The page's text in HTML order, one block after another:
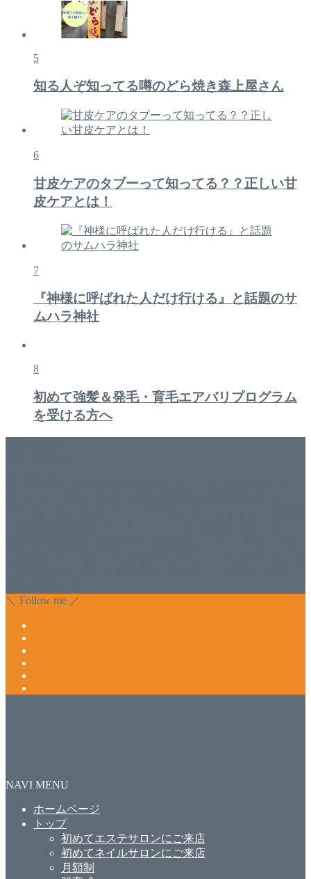
5
知る人ぞ知ってる噂のどら焼き森上屋さん
6
甘皮ケアのタブーって知ってる？？正しい甘
皮ケアとは！
7
『神様に呼ばれた人だけ行ける』と話題のサ
ムハラ神社
8
初めて強髪＆発毛・育毛エアバリプログラム
を受ける方へ
＼ Follow me ／
NAVI MENU
ホームページ
トップ
初めてエステサロンにご来店
初めてネイルサロンにご来店
月額制